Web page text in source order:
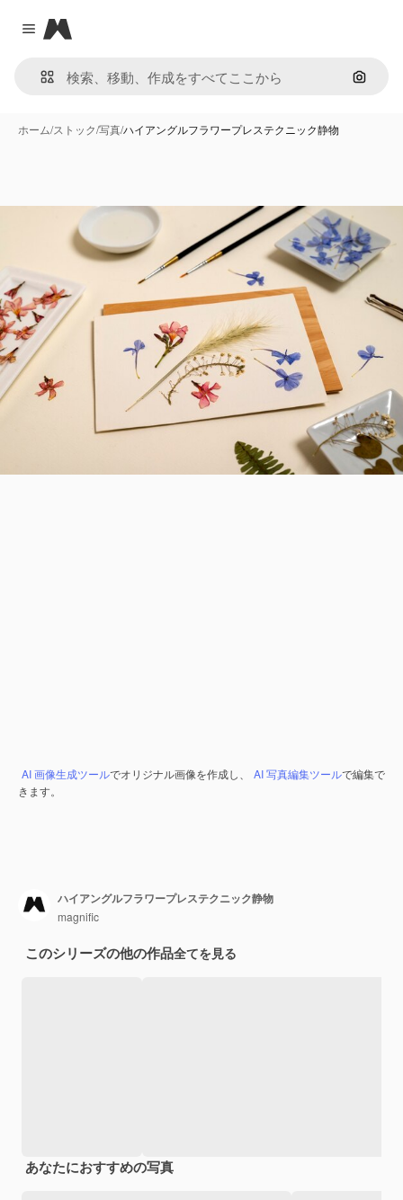
Close menu
Magnific
画像で
ホーム/ストック/写真/ハイアングルフラワープレステクニック静物
AI 画像生成ツールでオリジナル画像を作成し、 AI 写真編集ツールで編集で
きます。
ハイアングルフラワープレステクニック静物
magnific
このシリーズの他の作品全てを見る
あなたにおすすめの写真